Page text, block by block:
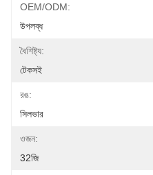
OEM/ODM:
উপলব্ধ
বৈশিষ্ট্য:
টেকসই
রঙ:
সিলভার
ওজন:
32জি